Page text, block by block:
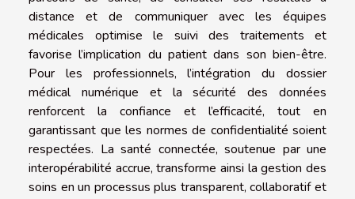
distance et de communiquer avec les équipes
médicales optimise le suivi des traitements et
favorise l’implication du patient dans son bien-être.
Pour les professionnels, l’intégration du dossier
médical numérique et la sécurité des données
renforcent la confiance et l’efficacité, tout en
garantissant que les normes de confidentialité soient
respectées. La santé connectée, soutenue par une
interopérabilité accrue, transforme ainsi la gestion des
soins en un processus plus transparent, collaboratif et